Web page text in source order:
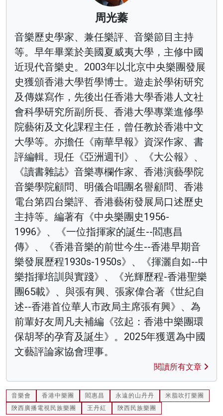
周光蓁
音樂歷史學家、兼任樂評、音樂節目主持
等。早年畢業於美國夏威夷大學，主修中國
近現代音樂史。2003年以北京中央樂團發展
史獲頒香港大學哲學博士。遊走於學術研究
及傳媒寫作，先後出任香港大學香港人文社
會科學研究所副所長、香港大學專業進修學
院藝術及文化課程主任，曾任教於香港中文
大學等。亦擔任《南華早報》資深作家、書
評編輯。現任《亞洲週刊》、《大公報》、
《讀書雜誌》音樂專欄作家、香港演藝學院
音樂學院顧問、明儀合唱團名譽顧問、香港
電台第四台樂評、香港藝術發展局口述歷史
主持等。編著有《中央樂團史1956-
1996》、《一位指揮家的誕生--閻惠昌
傳》、《香港音樂的前世今生--香港早期音
樂發展歷程1930s-1950s》、《揮灑自如--中
樂指揮培訓與實踐》、《光輝歷程-香港聖樂
團65載》、與張有興、張家偉合著《世紀自
述--香港首位華人市政局主席張有興》、為
前輩好友周凡夫補編《弦起：香港中樂團環
保胡琴的孕育及誕生》。2025年獲選為中國
文藝評論家協會理事。
閱讀所有文章
音樂會 香港中樂團 閻惠昌 永遠的山丹丹
米脂吹打樂團
陝西廣播電視民族樂團
王丹紅 陝西民族樂團